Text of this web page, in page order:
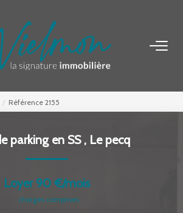
NOS BIENS
Acheter
Louer
Référence 2155
parking en SS , Le pecq
Loyer 90 €/mois
charges comprises